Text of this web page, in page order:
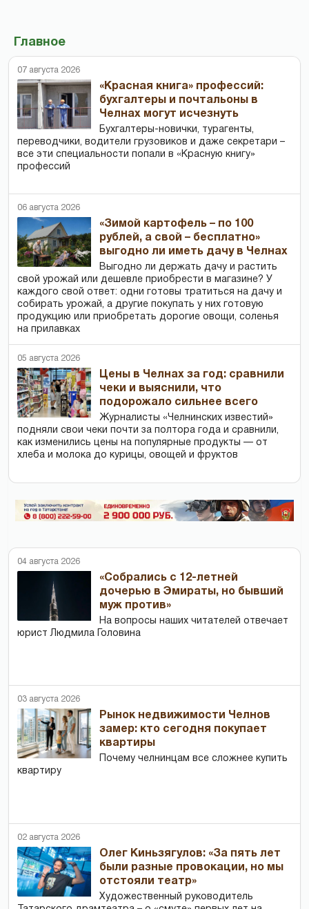
Главное
07 августа 2026
«Красная книга» профессий:
бухгалтеры и почтальоны в
Челнах могут исчезнуть
Бухгалтеры-новички, тур­агенты,
переводчики, водители грузовиков и даже секретари –
все эти специальности попали в «Красную книгу»
профессий
06 августа 2026
«Зимой картофель – по 100
рублей, а свой – бесплатно»
выгодно ли иметь дачу в Челнах
Выгодно ли держать дачу и растить
свой урожай или дешевле приобрести в магазине? У
каждого свой ответ: одни готовы тратиться на дачу и
собирать урожай, а другие покупать у них готовую
продукцию или приобретать дорогие овощи, соленья
на прилавках
05 августа 2026
Цены в Челнах за год: сравнили
чеки и выяснили, что
подорожало сильнее всего
Журналисты «Челнинских известий»
подняли свои чеки почти за полтора года и сравнили,
как изменились цены на популярные продукты — от
хлеба и молока до курицы, овощей и фруктов
04 августа 2026
«Собрались с 12-летней
дочерью в Эмираты, но бывший
муж против»
На вопросы наших читателей отвечает
юрист Людмила Головина
03 августа 2026
Рынок недвижимости Челнов
замер: кто сегодня покупает
квартиры
Почему челнинцам все сложнее купить
квартиру
02 августа 2026
Олег Киньзягулов: «За пять лет
были разные провокации, но мы
отстояли театр»
Художественный руководитель